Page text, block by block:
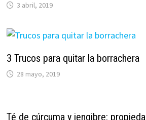
3 abril, 2019
3 Trucos para quitar la borrachera
28 mayo, 2019
Té de cúrcuma y jengibre: